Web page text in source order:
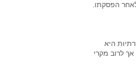
הפסקתו.
היא
לרוב מקרי